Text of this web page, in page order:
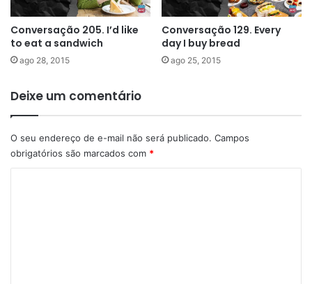
Conversação 205. I’d like
to eat a sandwich
ago 28, 2015
Conversação 129. Every
day I buy bread
ago 25, 2015
Deixe um comentário
O seu endereço de e-mail não será publicado. Campos
obrigatórios são marcados com *